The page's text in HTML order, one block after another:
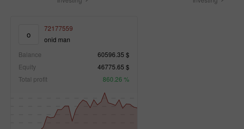
o
72177559
onid man
Balance
60596.35 $
Equity
46775.65 $
Total profit
860.26 %